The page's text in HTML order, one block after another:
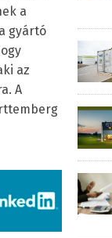
a
gyártó
az
A